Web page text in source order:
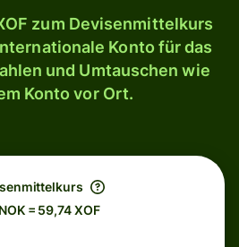
zum Devisenmittelkurs
Konto für das
und Umtauschen wie
Konto vor Ort.
= 59,74 XOF